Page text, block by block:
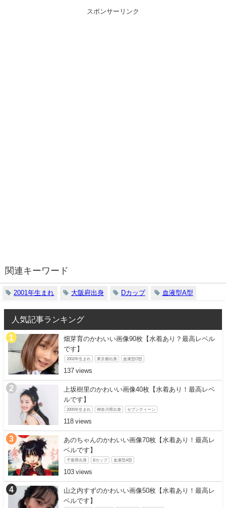
スポンサーリンク
関連キーワード
2001年生まれ 大阪府出身 Dカップ 血液型A型
人気記事ランキング
畑芽育のかわいい画像90枚【水着あり？最高レベル
です】
2002年生まれ 東京都出身 血液型O型
137
上坂樹里のかわいい画像40枚【水着あり！最高レベ
ルです】
2005年生まれ 神奈川県出身 セブンティーン
118
あのちゃんのかわいい画像70枚【水着あり！最高レ
ベルです】
千葉県出身 Bカップ 血液型A型
103
山之内すずのかわいい画像50枚【水着あり！最高レ
ベルです】